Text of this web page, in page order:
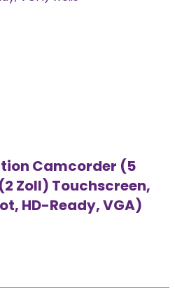
Camcorder (5
Zoll) Touchscreen,
HD-Ready, VGA)